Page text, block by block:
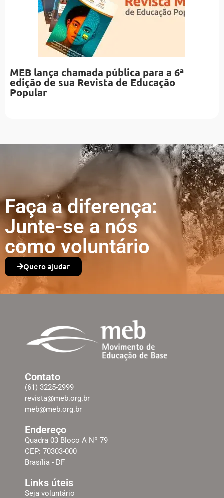
MEB lança chamada pública para a 6ª
edição de sua Revista de Educação
Popular
Faça a diferença:
Junte-se a nós
como voluntário
Quero ajudar
Contato
(61) 3225-2999
revista@meb.org.br
meb@meb.org.br
Endereço
Quadra 03 Bloco A Nº 79
CEP: 70303-000
Brasília - DF
Links úteis
Seja voluntário